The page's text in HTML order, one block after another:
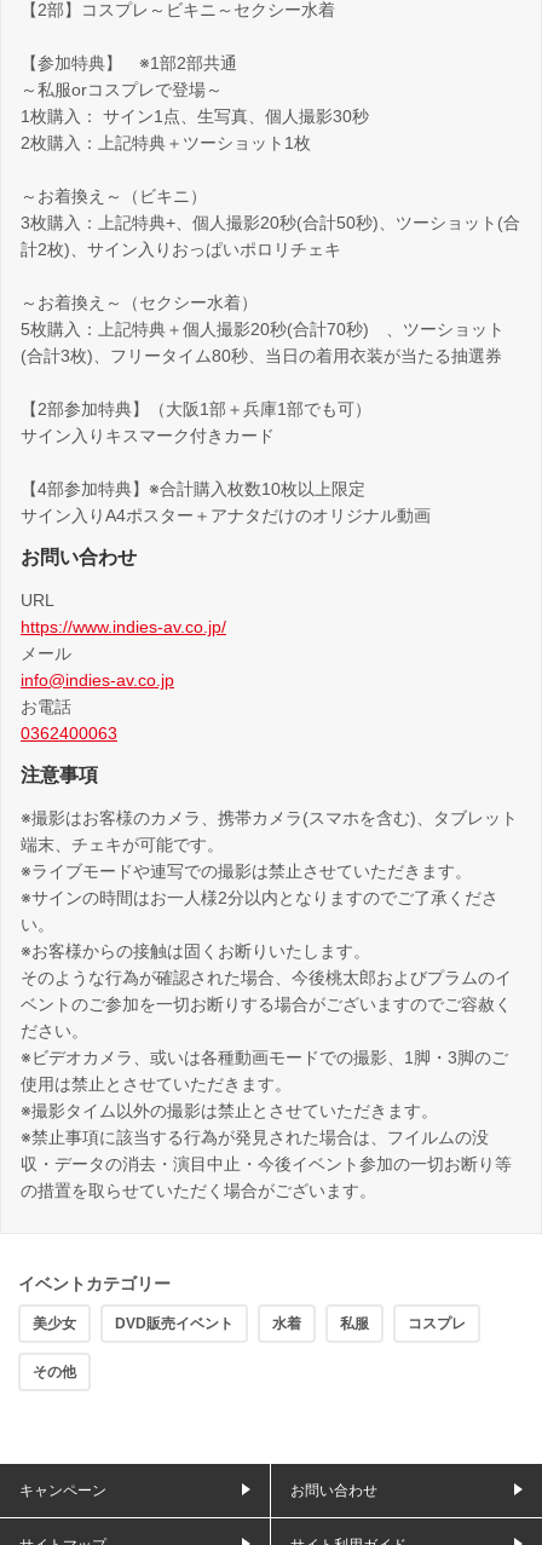
【2部】コスプレ～ビキニ～セクシー水着
【参加特典】 ※1部2部共通
～私服orコスプレで登場～
1枚購入： サイン1点、生写真、個人撮影30秒
2枚購入：上記特典＋ツーショット1枚
～お着換え～（ビキニ）
3枚購入：上記特典+、個人撮影20秒(合計50秒)、ツーショット(合
計2枚)、サイン入りおっぱいポロリチェキ
～お着換え～（セクシー水着）
5枚購入：上記特典＋個人撮影20秒(合計70秒) 、ツーショット
(合計3枚)、フリータイム80秒、当日の着用衣装が当たる抽選券
【2部参加特典】（大阪1部＋兵庫1部でも可）
サイン入りキスマーク付きカード
【4部参加特典】※合計購入枚数10枚以上限定
サイン入りA4ポスター＋アナタだけのオリジナル動画
お問い合わせ
URL
https://www.indies-av.co.jp/
メール
info@indies-av.co.jp
お電話
0362400063
注意事項
※撮影はお客様のカメラ、携帯カメラ(スマホを含む)、タブレット
端末、チェキが可能です。
※ライブモードや連写での撮影は禁止させていただきます。
※サインの時間はお一人様2分以内となりますのでご了承くださ
い。
※お客様からの接触は固くお断りいたします。
そのような行為が確認された場合、今後桃太郎およびプラムのイ
ベントのご参加を一切お断りする場合がございますのでご容赦く
ださい。
※ビデオカメラ、或いは各種動画モードでの撮影、1脚・3脚のご
使用は禁止とさせていただきます。
※撮影タイム以外の撮影は禁止とさせていただきます。
※禁止事項に該当する行為が発見された場合は、フイルムの没
収・データの消去・演目中止・今後イベント参加の一切お断り等
の措置を取らせていただく場合がございます。
イベントカテゴリー
美少女 DVD販売イベント 水着 私服 コスプレ
その他
キャンペーン お問い合わせ